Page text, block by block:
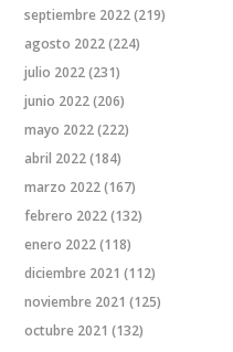
septiembre 2022(219)
agosto 2022(224)
julio 2022(231)
junio 2022(206)
mayo 2022(222)
abril 2022(184)
marzo 2022(167)
febrero 2022(132)
enero 2022(118)
diciembre 2021 (112)
noviembre 2021 (125)
octubre 2021 (132)